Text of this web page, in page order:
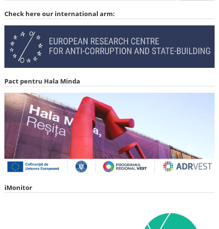
Check here our international arm:
Pact pentru Hala Minda
iMonitor